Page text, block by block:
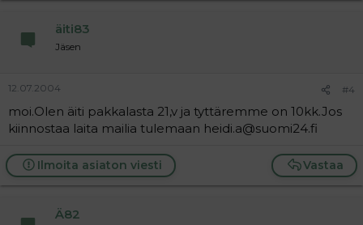
äiti83
Jäsen
12.07.2004 #4
moi.Olen äiti pakkalasta 21,v ja tyttäremme on 10kk.Jos
kiinnostaa laita mailia tulemaan heidi.a@suomi24.fi
Vastaa
Ilmoita asiaton viesti
Ä82